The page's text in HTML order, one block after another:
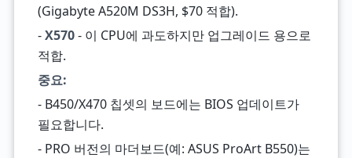
(Gigabyte A520M DS3H, $70 적합).
-X570- 이 CPU에 과도하지만 업그레이드 용으로
적합.
중요:
- B450/X470 칩셋의 보드에는 BIOS 업데이트가
필요합니다.
- PRO 버전의 마더보드(예: ASUS ProArt B550)는